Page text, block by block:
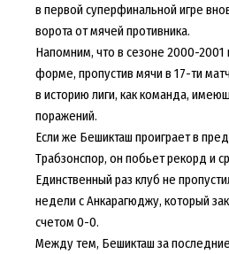
в первой суперфинальной игре
ворота от мячей противника.
Напомним, что в сезоне 2000-2001
форме, пропустив мячи в 17-ти
в историю лиги, как команда,
поражений.
Если же Бешикташ проиграет в
Трабзонспор, он побьет рекорд и
Единственный раз клуб не
недели с Анкарагюджу, который
счетом 0-0.
Между тем, Бешикташ за